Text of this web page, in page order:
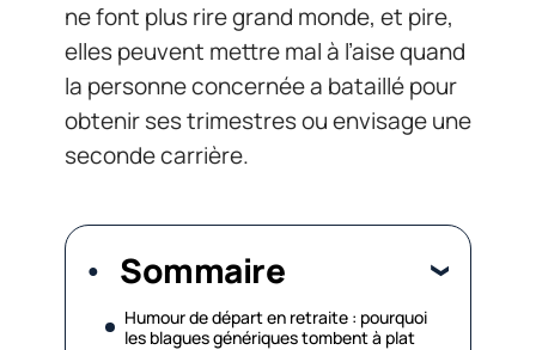
ne font plus rire grand monde, et pire,
elles peuvent mettre mal à l’aise quand
la personne concernée a bataillé pour
obtenir ses trimestres ou envisage une
seconde carrière.
Sommaire
Humour de départ en retraite : pourquoi
les blagues génériques tombent à plat